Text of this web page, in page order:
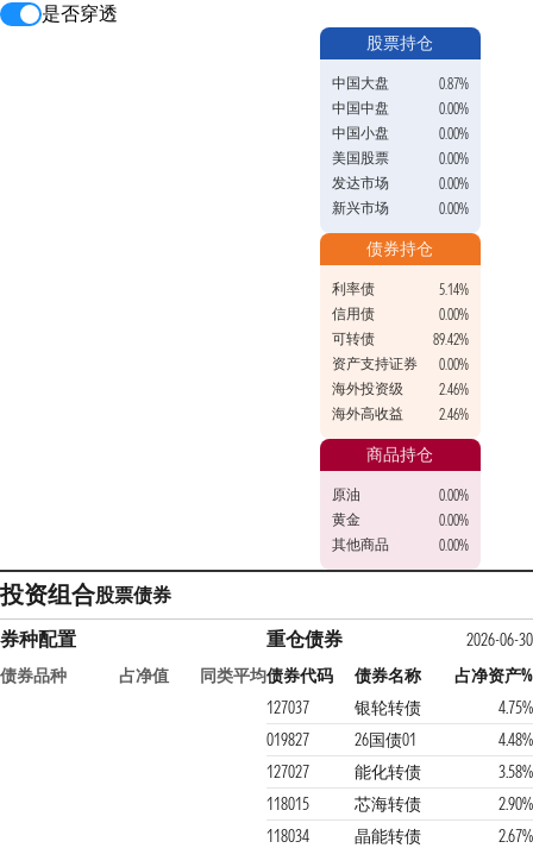
是否穿透
股票持仓
中国大盘
0.87%
中国中盘
0.00%
中国小盘
0.00%
美国股票
0.00%
发达市场
0.00%
新兴市场
0.00%
债券持仓
利率债
5.14%
信用债
0.00%
可转债
89.42%
资产支持证券
0.00%
海外投资级
2.46%
海外高收益
2.46%
商品持仓
原油
0.00%
黄金
0.00%
其他商品
0.00%
投资组合股票债券
券种配置
债券品种 占净值 同类平均
重仓债券
2026-06-30
债券代码
债券名称
占净资产%
127037
银轮转债
4.75%
019827
26国债01
4.48%
127027
能化转债
3.58%
118015
芯海转债
2.90%
118034
晶能转债
2.67%